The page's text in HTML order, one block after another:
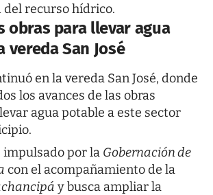
recurso hídrico.
obras para llevar agua
vereda San José
en la vereda San José, donde
los avances de las obras
agua potable a este sector
impulsado por la Gobernación de
con el acompañamiento de la
y busca ampliar la